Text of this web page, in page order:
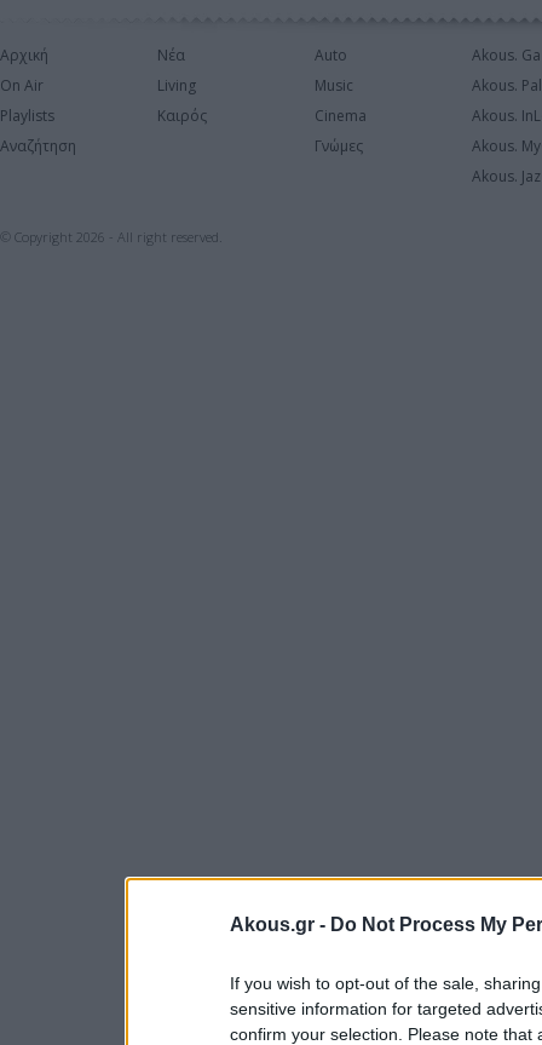
Akous.gr - Do Not Process My
If you wish to opt-out of the sale,
sensitive information for targeted
confirm your selection. Please note
Αρχική
On Air
Playlists
Αναζήτηση
Νέα
Living
Καιρός
Auto
Music
Cinema
Γνώμες
Akous.
Akous.
Akous.
Akous.
Akous.
© Copyright 2026 - All right reserved.